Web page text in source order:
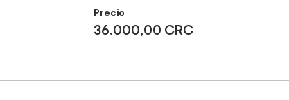
Precio
36.000,00 CRC